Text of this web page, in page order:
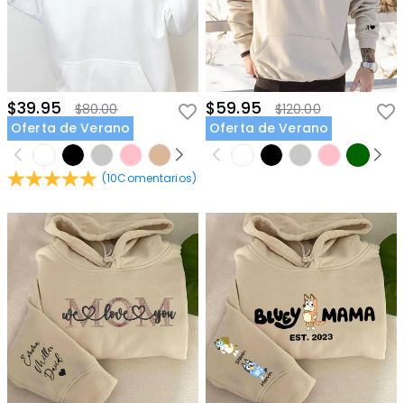
$39.95
$80.00
Oferta de Verano
(10Comentarios)
$59.95
$120.00
Oferta de Verano